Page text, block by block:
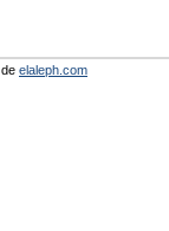
elaleph.com